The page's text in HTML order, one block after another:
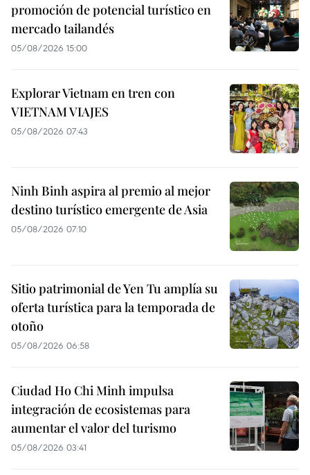
promoción de potencial turístico en
mercado tailandés
05/08/2026 15:00
Explorar Vietnam en tren con
VIETNAM VIAJES
05/08/2026 07:43
Ninh Binh aspira al premio al mejor
destino turístico emergente de Asia
05/08/2026 07:10
Sitio patrimonial de Yen Tu amplía su
oferta turística para la temporada de
otoño
05/08/2026 06:58
Ciudad Ho Chi Minh impulsa
integración de ecosistemas para
aumentar el valor del turismo
05/08/2026 03:41